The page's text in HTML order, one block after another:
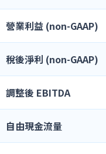
營業利益 (non-GAAP)
稅後淨利 (non-GAAP)
調整後 EBITDA
自由現金流量